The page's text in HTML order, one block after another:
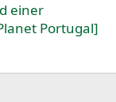
einer
Portugal]